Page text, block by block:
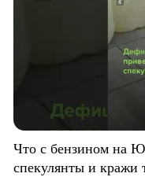
Что с бензином на
спекулянты и кражи